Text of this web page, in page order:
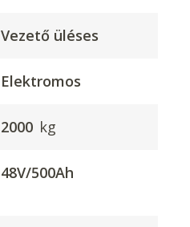
Vezető üléses
Elektromos
2000 kg
48V/500Ah